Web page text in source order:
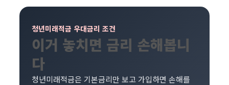
청년미래적금 우대금리 조건
이거 놓치면 금리 손해봅니
다
청년미래적금은 기본금리만 보고 가입하면 손해를